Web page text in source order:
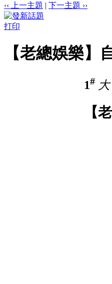
‹‹ 上一主題 | 下一主題 ››
打印
【老總娛樂
1# 大
【